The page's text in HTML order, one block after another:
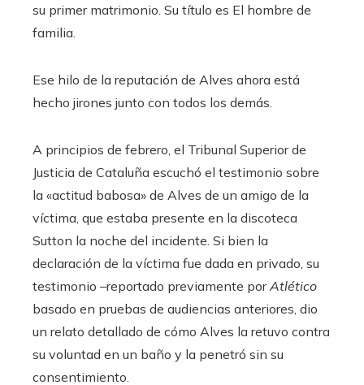
su primer matrimonio. Su título es El hombre de
familia.
Ese hilo de la reputación de Alves ahora está
hecho jirones junto con todos los demás.
A principios de febrero, el Tribunal Superior de
Justicia de Cataluña escuchó el testimonio sobre
la «actitud babosa» de Alves de un amigo de la
víctima, que estaba presente en la discoteca
Sutton la noche del incidente. Si bien la
declaración de la víctima fue dada en privado, su
testimonio –reportado previamente porAtlético
basado en pruebas de audiencias anteriores, dio
un relato detallado de cómo Alves la retuvo contra
su voluntad en un baño y la penetró sin su
consentimiento.